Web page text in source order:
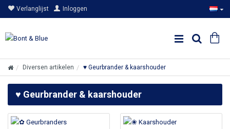
Verlanglijst Inloggen
Diversen artikelen ♥ Geurbrander & kaarshouder
♥ Geurbrander & kaarshouder